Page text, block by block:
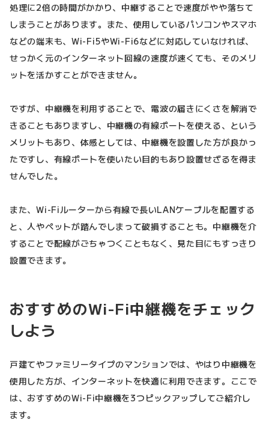
処理に2倍の時間がかかり、中継することで速度がやや落ちて
しまうことがあります。また、使用しているパソコンやスマホ
などの端末も、Wi-Fi5やWi-Fi6などに対応していなければ、
せっかく元のインターネット回線の速度が速くても、そのメリ
ットを活かすことができません。
ですが、中継機を利用することで、電波の届きにくさを解消で
きることもありますし、中継機の有線ポートを使える、という
メリットもあり、体感としては、中継機を設置した方が良かっ
たですし、有線ポートを使いたい目的もあり設置せざるを得ま
せんでした。
また、Wi-Fiルーターから有線で長いLANケーブルを配置する
と、人やペットが踏んでしまって破損することも。中継機を介
することで配線がごちゃつくこともなく、見た目にもすっきり
設置できます。
おすすめのWi-Fi中継機をチェック
しよう
戸建てやファミリータイプのマンションでは、やはり中継機を
使用した方が、インターネットを快適に利用できます。ここで
は、おすすめのWi-Fi中継機を3つピックアップしてご紹介し
ます。